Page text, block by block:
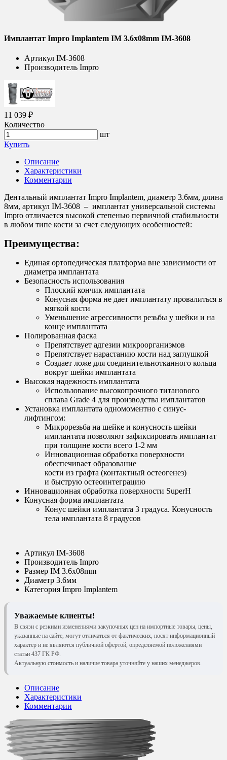
Имплантат Impro Implantem IM 3.6x08mm IM-3608
Артикул IM-3608
Производитель Impro
11 039 ₽
Количество
шт
Купить
Описание
Характеристики
Комментарии
Дентальный имплантат Impro Implantem, диаметр 3.6мм, длина
8мм, артикул IM-3608 – имплантат универсальной системы
Impro отличается высокой степенью первичной стабильности
в любом типе кости за счет следующих особенностей:
Преимущества:
Единая ортопедическая платформа вне зависимости от
диаметра имплантата
Безопасность использования
Плоский кончик имплантата
Конусная форма не дает имплантату провалиться в
мягкой кости
Уменьшение агрессивности резьбы у шейки и на
конце имплантата
Полированная фаска
Препятствует адгезии микроорганизмов
Препятствует нарастанию кости над заглушкой
Создает ложе для соединительнотканного кольца
вокруг шейки имплантата
Высокая надежность имплантата
Использование высокопрочного титанового
сплава Grade 4 для производства имплантатов
Установка имплантата одномоментно с синус-
лифтингом:
Микрорезьба на шейке и конусность шейки
имплантата позволяют зафиксировать имплантат
при толщине кости всего 1-2 мм
Инновационная обработка поверхности
обеспечивает образование
кости из графта (контактный остеогенез)
и быструю остеоинтеграцию
Инновационная обработка поверхности SuperH
Конусная форма имплантата
Конус шейки имплантата 3 градуса. Конусность
тела имплантата 8 градусов
Артикул IM-3608
Производитель Impro
Размер IM 3.6x08mm
Диаметр 3.6мм
Категория Impro Implantem
Уважаемые клиенты!
В связи с резкими изменениями закупочных цен на импортные товары, цены,
указанные на сайте, могут отличаться от фактических, носят информационный
характер и не являются публичной офертой, определяемой положениями
статьи 437 ГК РФ.
Актуальную стоимость и наличие товара уточняйте у наших менеджеров.
Описание
Характеристики
Комментарии